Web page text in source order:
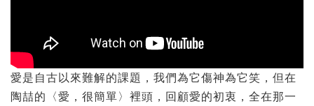
愛是自古以來難解的課題，我們為它傷神為它笑，但在
陶喆的〈愛，很簡單〉裡頭，回顧愛的初衷，全在那一